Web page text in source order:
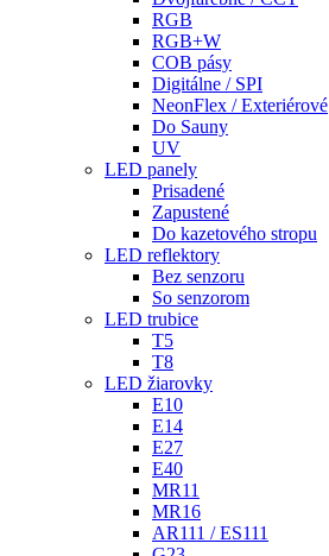
RGB
RGB+W
COB pásy
Digitálne / SPI
NeonFlex / Exteriérové
Do Sauny
UV
LED panely
Prisadené
Zapustené
Do kazetového stropu
LED reflektory
Bez senzoru
So senzorom
LED trubice
T5
T8
LED žiarovky
E10
E14
E27
E40
MR11
MR16
AR111 / ES111